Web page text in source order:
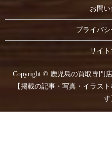
お問
プライバ
サイ
Copyright © 鹿児島の買取専門
【掲載の記事・写真・イラス
す